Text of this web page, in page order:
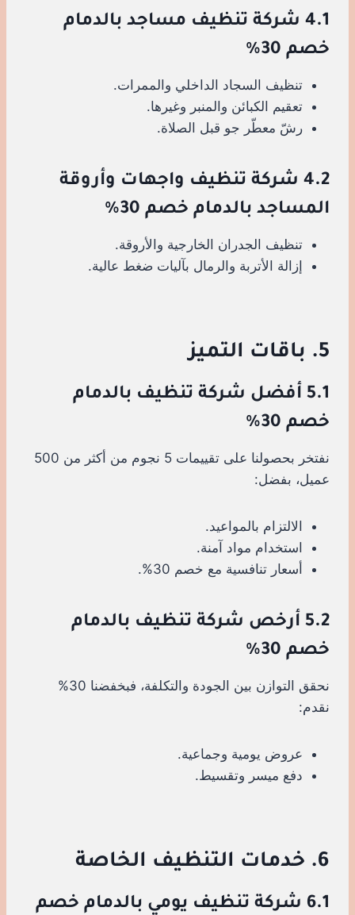
4.1 شركة تنظيف مساجد بالدمام
خصم 30%
تنظيف السجاد الداخلي والممرات.
تعقيم الكبائن والمنبر وغيرها.
رشّ معطّر جو قبل الصلاة.
4.2 شركة تنظيف واجهات وأروقة
المساجد بالدمام خصم 30%
تنظيف الجدران الخارجية والأروقة.
إزالة الأتربة والرمال بآليات ضغط عالية.
5. باقات التميز
5.1 أفضل شركة تنظيف بالدمام
خصم 30%
نفتخر بحصولنا على تقييمات 5 نجوم من أكثر من 500
عميل، بفضل:
الالتزام بالمواعيد.
استخدام مواد آمنة.
أسعار تنافسية مع خصم 30%.
5.2 أرخص شركة تنظيف بالدمام
خصم 30%
نحقق التوازن بين الجودة والتكلفة، فبخفضنا 30%
نقدم:
عروض يومية وجماعية.
دفع ميسر وتقسيط.
6. خدمات التنظيف الخاصة
6.1 شركة تنظيف يومي بالدمام خصم